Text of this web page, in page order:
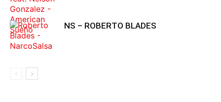
NS – ROBERTO BLADES